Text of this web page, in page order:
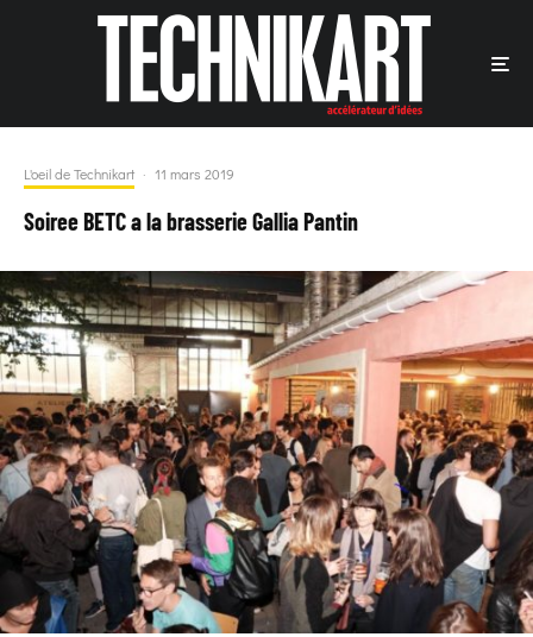
L'oeil de Technikart · 11 mars 2019
Soiree BETC a la brasserie Gallia Pantin